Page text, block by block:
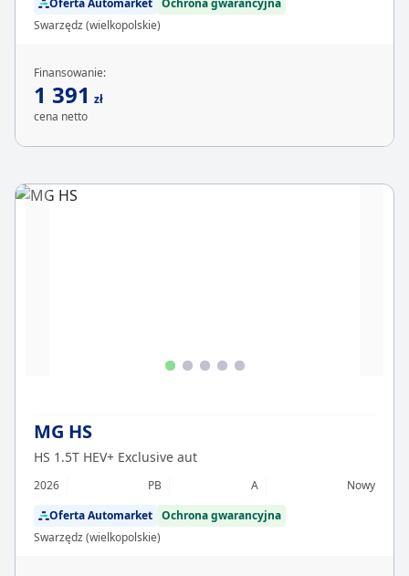
Oferta Automarket Ochrona gwarancyjna
Swarzędz (wielkopolskie)
Finansowanie:
1 391 zł
cena netto
MG HS
HS 1.5T HEV+ Exclusive aut
2026 PB A
Nowy
Oferta Automarket Ochrona gwarancyjna
Swarzędz (wielkopolskie)